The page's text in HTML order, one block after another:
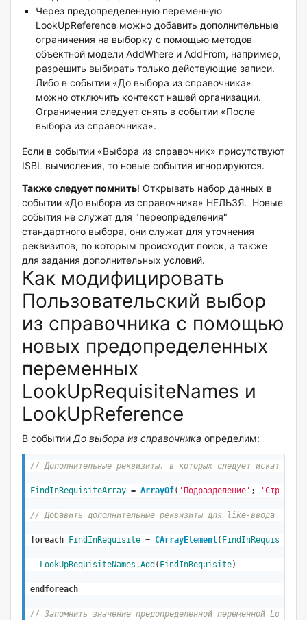
Через предопределенную переменную
LookUpReference можно добавить дополнительные
ограничения на выборку с помощью методов
объектной модели AddWhere и AddFrom, например,
разрешить выбирать только действующие записи.
Либо в событии «До выбора из справочника»
можно отключить контекст нашей организации.
Ограничения следует снять в событии «После
выбора из справочника».
Если в событии «Выбора из справочник» присутствуют
ISBL вычисления, то новые события игнорируются.
Также следует помнить! Открывать набор данных в
событии «До выбора из справочника» НЕЛЬЗЯ. Новые
события не служат для "переопределения"
стандартного выбора, они служат для уточнения
реквизитов, по которым происходит поиск, а также
для задания дополнительных условий.
Как модифицировать
Пользовательский выбор
из справочника с помощью
новых предопределенных
переменных
LookUpRequisiteNames и
LookUpReference
В событии До выбора из справочника определим:
// Дополнительные реквизиты, в которых следует искать
FindInRequisiteArray = ArrayOf( 'Подразделение' ; 'Строка'
// Добавить дополнительные реквизиты для like-ввода в
foreach FindInRequisite = CArrayElement(
LookUpRequisiteNames .Add ( FindInRequisite)
endforeach
// Запомнить значение предопределенной переменной